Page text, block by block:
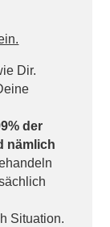
Dir.
der
nämlich
Situation.